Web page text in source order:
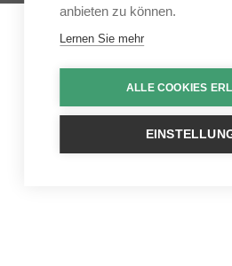
anbieten zu können.
Lernen Sie mehr
ALLE COOKIES